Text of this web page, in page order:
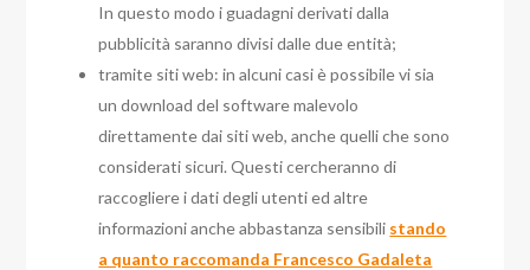
In questo modo i guadagni derivati dalla
pubblicità saranno divisi dalle due entità;
tramite siti web: in alcuni casi è possibile vi sia
un download del software malevolo
direttamente dai siti web, anche quelli che sono
considerati sicuri. Questi cercheranno di
raccogliere i dati degli utenti ed altre
informazioni anche abbastanza sensibili stando
a quanto raccomanda Francesco Gadaleta